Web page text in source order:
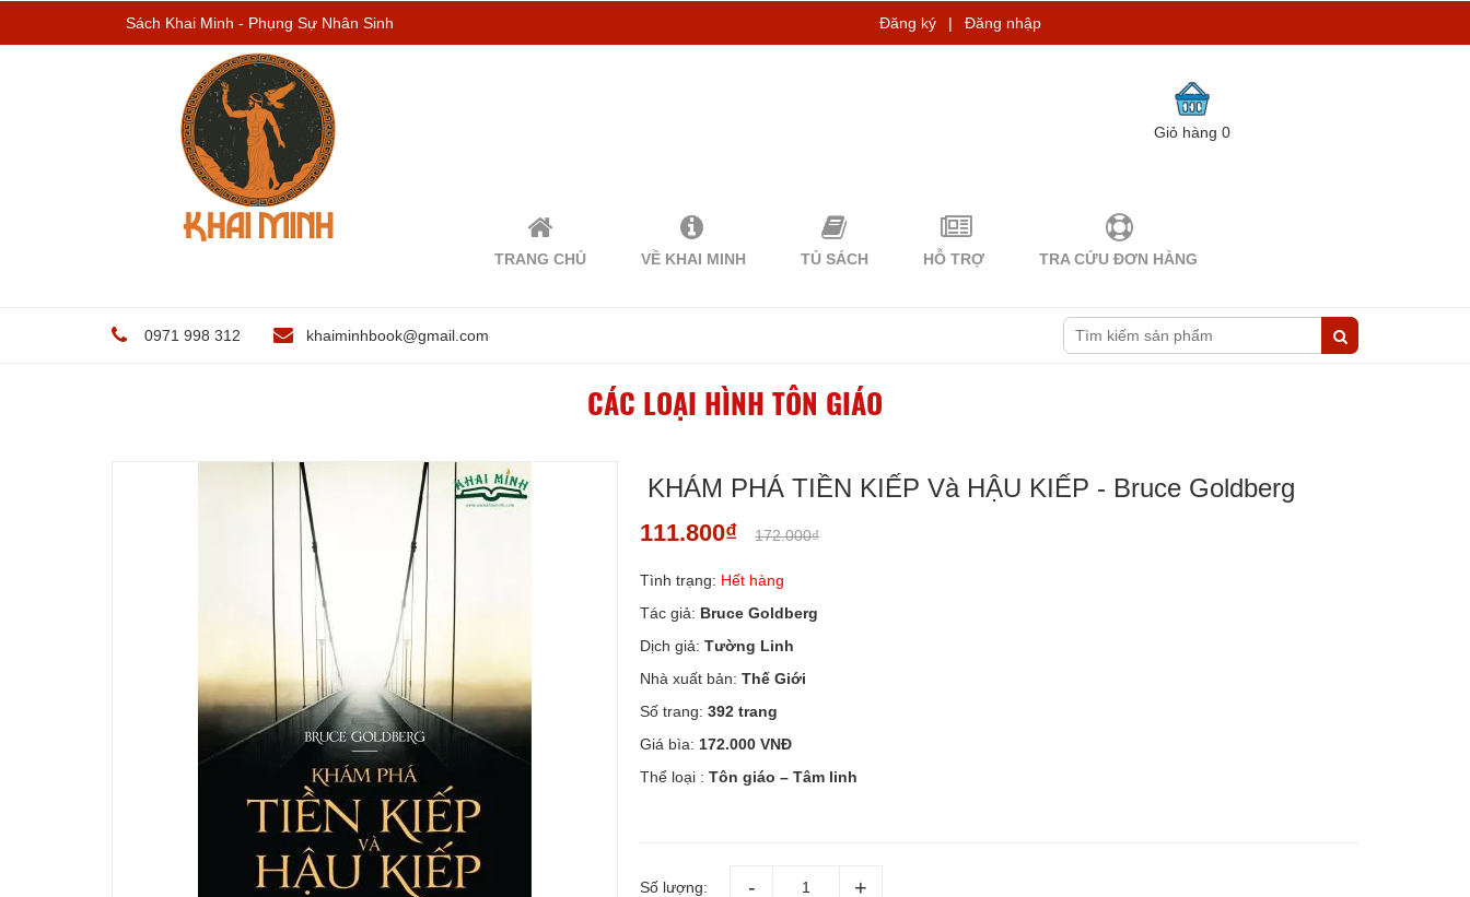
Sách Khai Minh - Phụng Sự Nhân Sinh Đăng ký | Đăng nhập
Giỏ hàng0
TRANG CHỦ VỀ KHAI MINH TỦ SÁCH HỖ TRỢ TRA CỨU ĐƠN HÀNG
0971 998 312 khaiminhbook@gmail.com
CÁC LOẠI HÌNH TÔN GIÁO
KHÁM PHÁ TIỀN KIẾP Và HẬU KIẾP - Bruce Goldberg
111.800₫ 172.000₫
Tình trạng: Hết hàng
Tác giả: Bruce Goldberg
Dịch giả:Tường Linh
Nhà xuất bản:Thế Giới
Số trang:392 trang
Giá bìa: 172.000 VNĐ
Thể loại : Tôn giáo – Tâm linh
Số lượng: